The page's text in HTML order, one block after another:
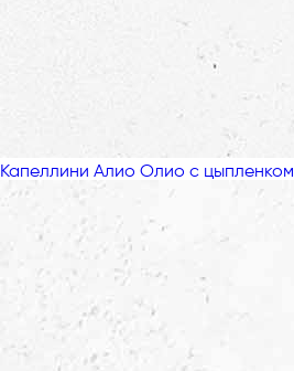
Капеллини Алио Олио с цыпленком